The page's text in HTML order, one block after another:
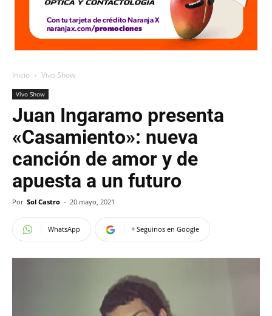
Inicio Vivo Show
Vivo Show
Juan Ingaramo presenta
«Casamiento»: nueva
canción de amor y de
apuesta a un futuro
Por Sol Castro - 20 mayo, 2021
WhatsApp + Seguinos en Google